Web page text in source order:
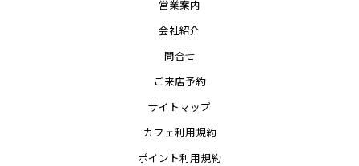
営業案内
会社紹介
問合せ
ご来店予約
サイトマップ
カフェ利用規約
ポイント利用規約